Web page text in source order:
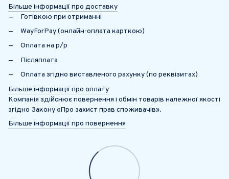
Більше інформації про доставку
Готівкою при отриманні
WayForPay (онлайн-оплата карткою)
Оплата на р/р
Післяплата
Оплата згідно виставленого рахунку (по реквізитах)
Більше інформації про оплату
Компанія здійснює повернення і обмін товарів належної якості
згідно Закону «Про захист прав споживачів».
Більше інформації про повернення